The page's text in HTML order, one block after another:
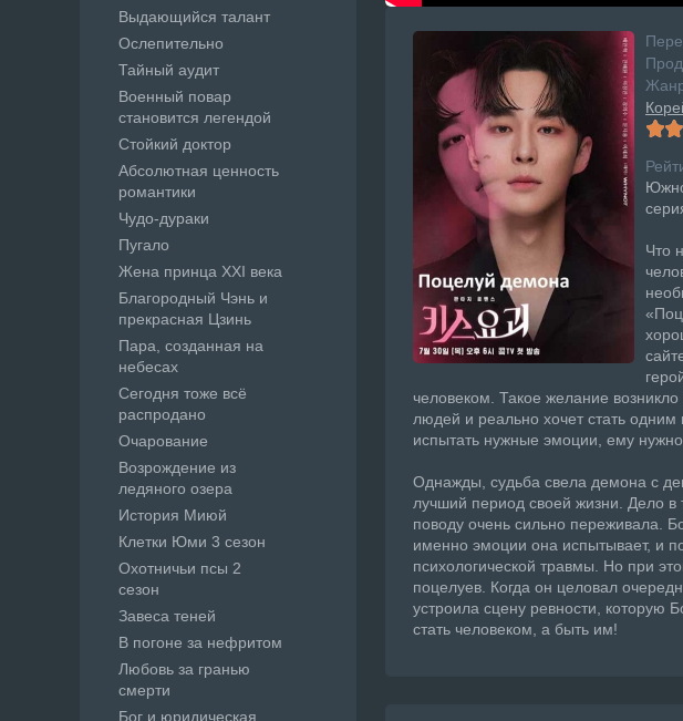
Что
человеком. Такое желание
людей и реально хочет стать одним
испытать нужные эмоции, ему нужно
Однажды, судьба свела демона с
лучший период своей жизни. Дело в
поводу очень сильно переживала.
именно эмоции она испытывает, и
психологической травмы. Но при
поцелуев. Когда он целовал
устроила сцену ревности, которую
стать человеком, а быть им!
Выдающийся талант
Ослепительно
Тайный аудит
Военный повар
становится легендой
Стойкий доктор
Абсолютная ценность
романтики
Чудо-дураки
Пугало
Жена принца XXI века
Благородный Чэнь и
прекрасная Цзинь
Пара, созданная на
небесах
Сегодня тоже всё
распродано
Очарование
Возрождение из
ледяного озера
История Миюй
Клетки Юми 3 сезон
Охотничьи псы 2
сезон
Завеса теней
В погоне за нефритом
Любовь за гранью
смерти
Бог и юридическая